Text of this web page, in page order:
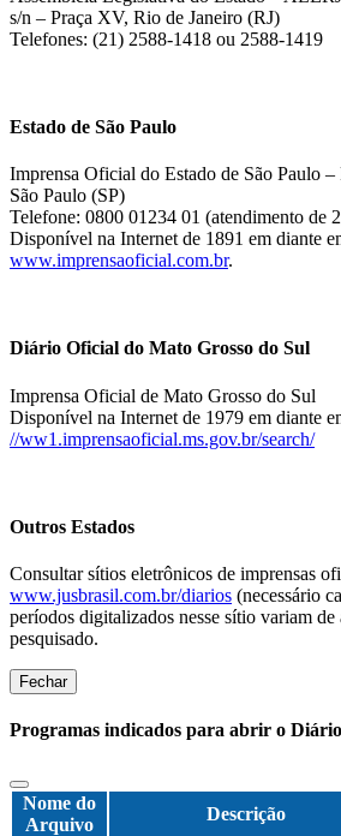
s/n – Praça XV, Rio de Janeiro (RJ)
Telefones: (21) 2588-1418 ou 2588-1419
Estado de São Paulo
Imprensa Oficial do Estado de São Paulo
São Paulo (SP)
Telefone: 0800 01234 01 (atendimento de
Disponível na Internet de 1891 em diante
www.imprensaoficial.com.br.
Diário Oficial do Mato Grosso do Sul
Imprensa Oficial de Mato Grosso do Sul
Disponível na Internet de 1979 em diante
//ww1.imprensaoficial.ms.gov.br/search/
Outros Estados
Consultar sítios eletrônicos de imprensas
www.jusbrasil.com.br/diarios (necessário
períodos digitalizados nesse sítio variam
pesquisado.
Fechar
Programas indicados para abrir o
Nome do
Arquivo
Descrição